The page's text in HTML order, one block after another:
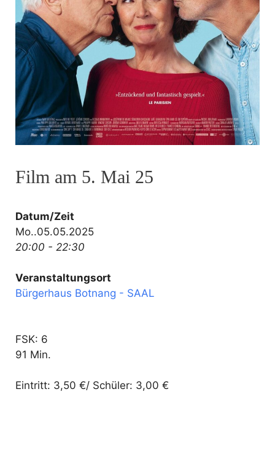
Film am 5. Mai 25
Datum/Zeit
Mo..05.05.2025
20:00 - 22:30
Veranstaltungsort
Bürgerhaus Botnang - SAAL
FSK: 6
91 Min.
Eintritt: 3,50 €/ Schüler: 3,00 €